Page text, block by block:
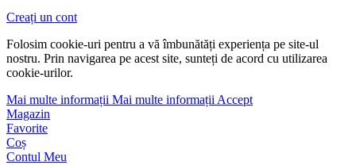
Creați un cont
Folosim cookie-uri pentru a vă îmbunătăți experiența pe site-ul
nostru. Prin navigarea pe acest site, sunteți de acord cu utilizarea
cookie-urilor.
Mai multe informații Mai multe informațiiAccept
Magazin
Favorite
Coș
Contul Meu